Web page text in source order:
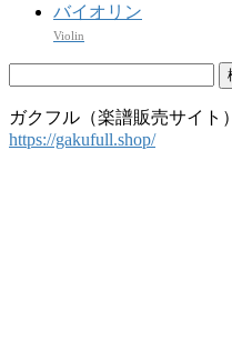
バイオリン
Violin
ガクフル（楽譜販売サイト）
https://gakufull.shop/